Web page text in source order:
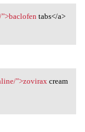
tabs</a>
">zoviraxcream